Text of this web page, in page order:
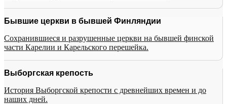
Бывшие церкви в бывшей Финляндии
Сохранившиеся и разрушенные церкви на бывшей финской
части Карелии и Карельского перешейка.
Выборгская крепость
История Выборгской крепости с древнейших времен и до
наших дней.